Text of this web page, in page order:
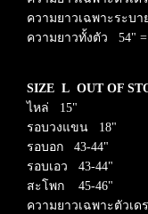
ความยาวเฉพาะระบ
ความยาวทั้งตัว 54" =
SIZE L OUT OF
ไหล่ 15"
รอบวงแขน 18"
รอบอก 43-44"
รอบเอว 43-44"
สะโพก 45-46"
ความยาวเฉพาะตัวเ